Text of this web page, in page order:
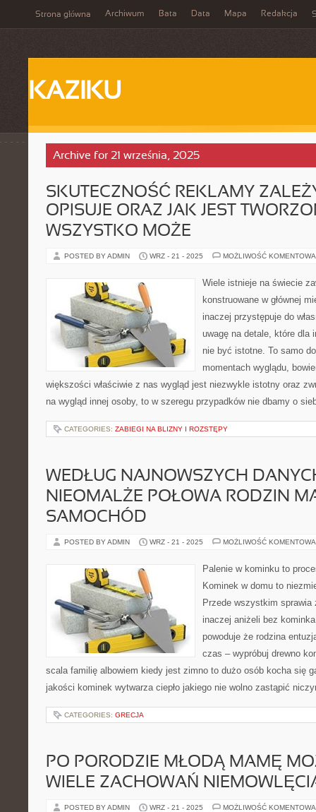
Strona główna Archiwum Bata Data Mapa Redakcja
KAZIKU
Archive for 21 września, 2025
SKUTECZNOŚĆ REKLAMY
OPISUJE ORAZ JAK JEST
WSZYSTKO MOŻE
POSTED BY ADMIN WRZ - 21 - 2025 MOŻLIWOŚĆ
Wiele istnieje na świecie
konstruowane w głównej
inaczej przystępuje do
uwagę na detale, które dla
nie być istotne. To samo
momentach wyglądu,
większości właściwie z nas wygląd jest niezwykle istotny oraz
na wygląd innej osoby, to w szeregu przypadków nie dbamy o
CATEGORIES: ZABIEGI NA BLIZNY I ROZSTĘPY
WEDŁUG NAJNOWSZYCH
NIEOMALŻE POŁOWA RODZIN
SAMOCHÓD
POSTED BY ADMIN WRZ - 21 - 2025 MOŻLIWOŚĆ
Palenie w kominku to
Kominek w domu to
Przede wszystkim sprawia
inaczej aniżeli bez
powoduje że rodzina
czas – wypróbuj drewno
scala familię albowiem kiedy jest zimno to dużo osób kocha się
jakości kominek wytwarza ciepło jakiego nie wolno zastąpić
CATEGORIES: GRECJA
PO PORODZIE MŁODĄ MAMĘ
WIELE ZACHOWAŃ
POSTED BY ADMIN WRZ - 21 - 2025 MOŻLIWOŚĆ